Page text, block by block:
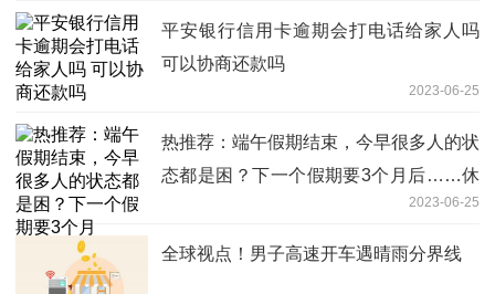
平安银行信用卡逾期会打电话给家人吗
可以协商还款吗
2023-06-25
热推荐：端午假期结束，今早很多人的状
态都是困？下一个假期要3个月后……休
2023-06-25
全球视点！男子高速开车遇晴雨分界线